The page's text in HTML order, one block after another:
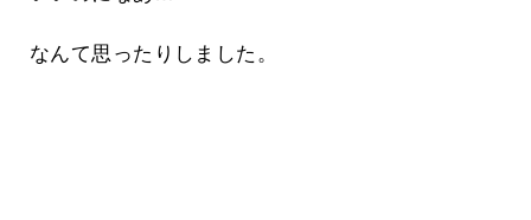
なんて思ったりしました。